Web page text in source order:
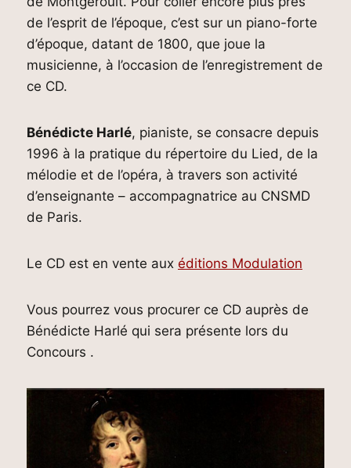
de l’esprit de l’époque, c’est sur un piano-forte
d’époque, datant de 1800, que joue la
musicienne, à l’occasion de l’enregistrement de
ce CD.
Bénédicte Harlé, pianiste, se consacre depuis
1996 à la pratique du répertoire du Lied, de la
mélodie et de l’opéra, à travers son activité
d’enseignante – accompagnatrice au CNSMD
de Paris.
Le CD est en vente aux éditions Modulation
Vous pourrez vous procurer ce CD auprès de
Bénédicte Harlé qui sera présente lors du
Concours .